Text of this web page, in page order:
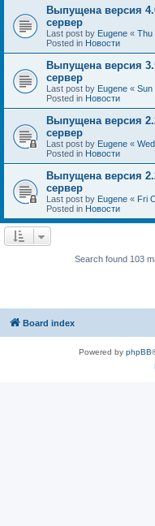
Выпущена версия
сервер
Last post by Eugene « Thu
Posted in Новости
Выпущена версия
сервер
Last post by Eugene « Sun
Posted in Новости
Выпущена версия
сервер
Last post by Eugene «
Posted in Новости
Выпущена версия
сервер
Last post by Eugene « Fri
Posted in Новости
Search found 103
Board index
Powered by phpBB